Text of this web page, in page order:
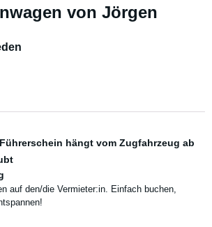
von Jörgen
hängt vom Zugfahrzeug ab
auf den/die Vermieter:in. Einfach buchen,